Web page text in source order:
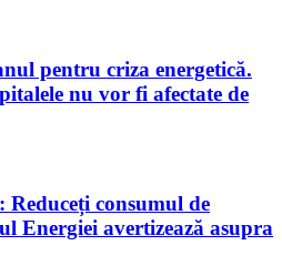
pentru criza energetică.
nu vor fi afectate de
consumul de
Energiei avertizează asupra